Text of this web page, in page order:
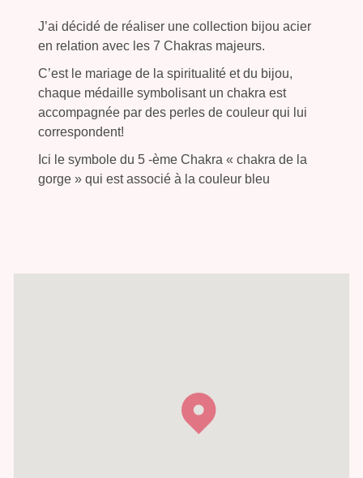
J’ai décidé de réaliser une collection bijou acier
en relation avec les 7 Chakras majeurs.
C’est le mariage de la spiritualité et du bijou,
chaque médaille symbolisant un chakra est
accompagnée par des perles de couleur qui lui
correspondent!
Ici le symbole du 5 -ème Chakra « chakra de la
gorge » qui est associé à la couleur bleu